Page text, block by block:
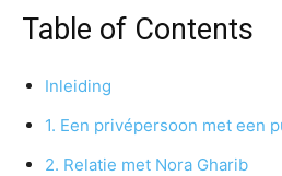
Table of Contents
Inleiding
1. Een privépersoon met een
2. Relatie met Nora Gharib